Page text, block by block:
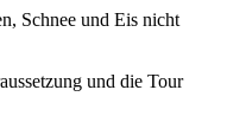
Schnee und Eis nicht
und die Tour